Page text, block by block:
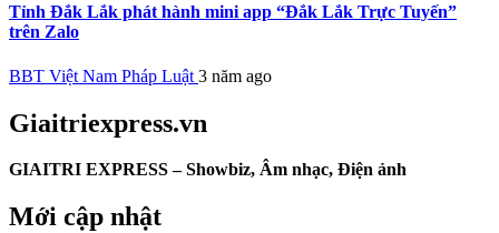
Tỉnh Đắk Lắk phát hành mini app “Đắk Lắk Trực Tuyến”
trên Zalo
BBT Việt Nam Pháp Luật 3 năm ago
Giaitriexpress.vn
GIAITRI EXPRESS – Showbiz, Âm nhạc, Điện ảnh
Mới cập nhật